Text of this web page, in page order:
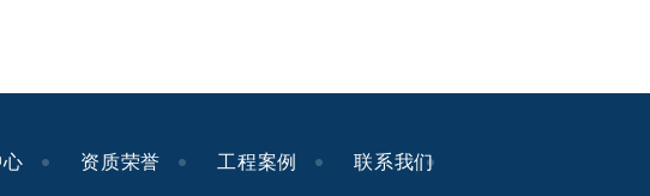
资质荣誉 工程案例 联系我们